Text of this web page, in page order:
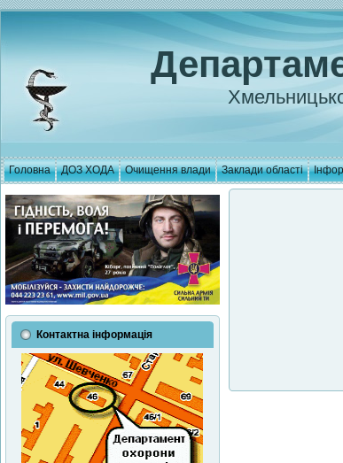
Головна ДОЗ ХОДА Очищення влади Заклади області
Контактна інформація